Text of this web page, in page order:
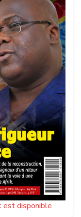
est disponible